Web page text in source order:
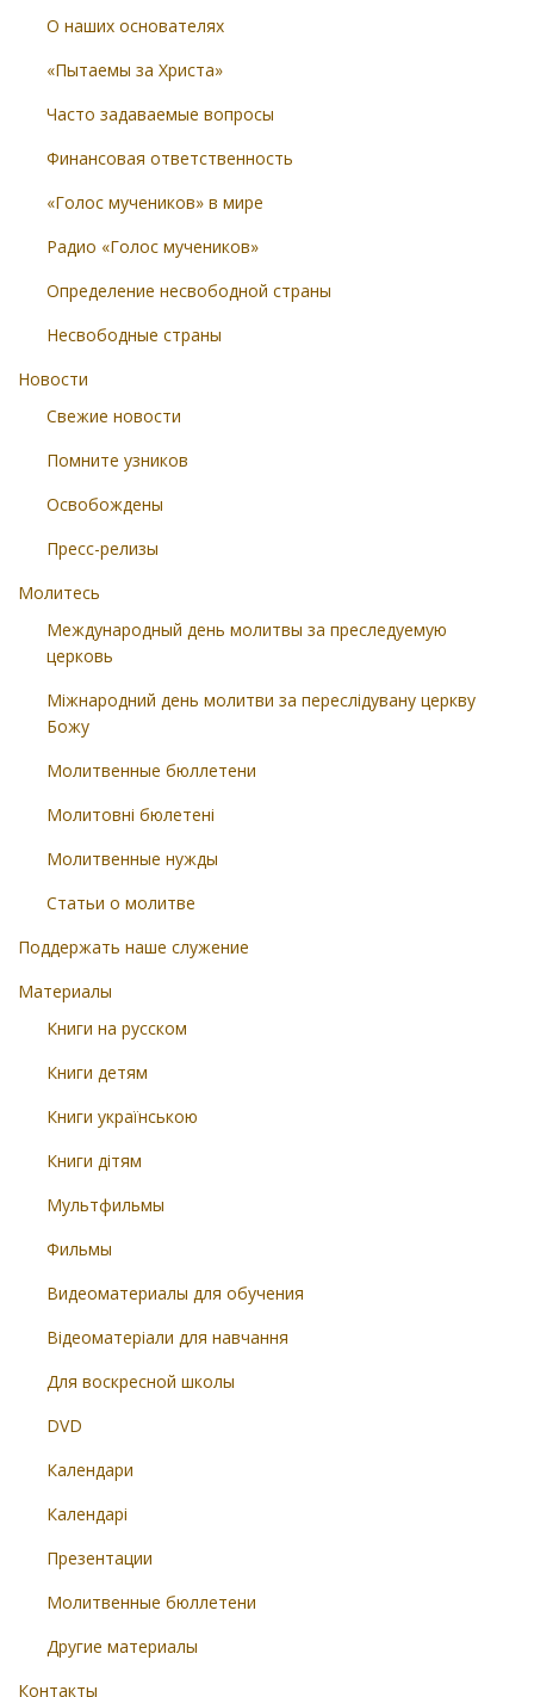
О наших основателях
«Пытаемы за Христа»
Часто задаваемые вопросы
Финансовая ответственность
«Голос мучеников» в мире
Радио «Голос мучеников»
Определение несвободной страны
Несвободные страны
Новости
Свежие новости
Помните узников
Освобождены
Пресс-релизы
Молитесь
Международный день молитвы за преследуемую
церковь
Міжнародний день молитви за переслідувану церкву
Божу
Молитвенные бюллетени
Молитовні бюлетені
Молитвенные нужды
Статьи о молитве
Поддержать наше служение
Материалы
Книги на русском
Книги детям
Книги українською
Книги дітям
Мультфильмы
Фильмы
Видеоматериалы для обучения
Відеоматеріали для навчання
Для воскресной школы
DVD
Календари
Календарі
Презентации
Молитвенные бюллетени
Другие материалы
Контакты